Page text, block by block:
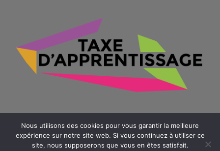
© 2026 Sainte Anne - Saint Louis -Mentions légales-Plan du
Nous utilisons des cookies pour vous garantir la meilleure
expérience sur notre site web. Si vous continuez à utiliser ce
site, nous supposerons que vous en êtes satisfait.